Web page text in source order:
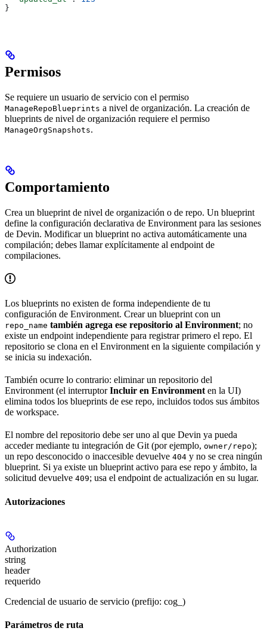
}
Permisos
Se requiere un usuario de servicio con el permiso
ManageRepoBlueprints a nivel de organización. La creación de
blueprints de nivel de organización requiere el permiso
ManageOrgSnapshots.
Comportamiento
Crea un blueprint de nivel de organización o de repo. Un blueprint
define la configuración declarativa de Environment para las sesiones
de Devin. Modificar un blueprint no activa automáticamente una
compilación; debes llamar explícitamente al endpoint de
compilaciones.
Los blueprints no existen de forma independiente de tu
configuración de Environment. Crear un blueprint con un
repo_name también agrega ese repositorio al Environment; no
existe un endpoint independiente para registrar primero el repo. El
repositorio se clona en el Environment en la siguiente compilación y
se inicia su indexación.
También ocurre lo contrario: eliminar un repositorio del
Environment (el interruptorIncluir en Environmenten la UI)
elimina todos los blueprints de ese repo, incluidos todos sus ámbitos
de workspace.
El nombre del repositorio debe ser uno al que Devin ya pueda
acceder mediante tu integración de Git (por ejemplo, owner/repo);
un repo desconocido o inaccesible devuelve 404 y no se crea ningún
blueprint. Si ya existe un blueprint activo para ese repo y ámbito, la
solicitud devuelve 409; usa el endpoint de actualización en su lugar.
Autorizaciones
Authorization
string
header
requerido
Credencial de usuario de servicio (prefijo: cog_)
Parámetros de ruta